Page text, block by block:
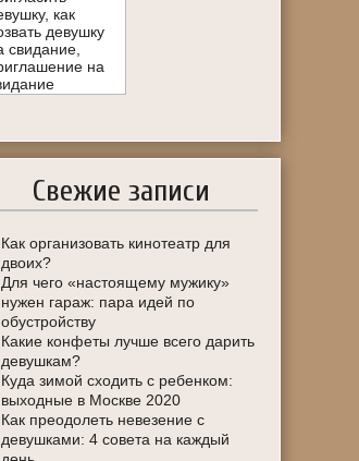
Свежие записи
Как организовать кинотеатр для
двоих?
Для чего «настоящему мужику»
нужен гараж: пара идей по
обустройству
Какие конфеты лучше всего дарить
девушкам?
Куда зимой сходить с ребенком:
выходные в Москве 2020
Как преодолеть невезение с
девушками: 4 совета на каждый